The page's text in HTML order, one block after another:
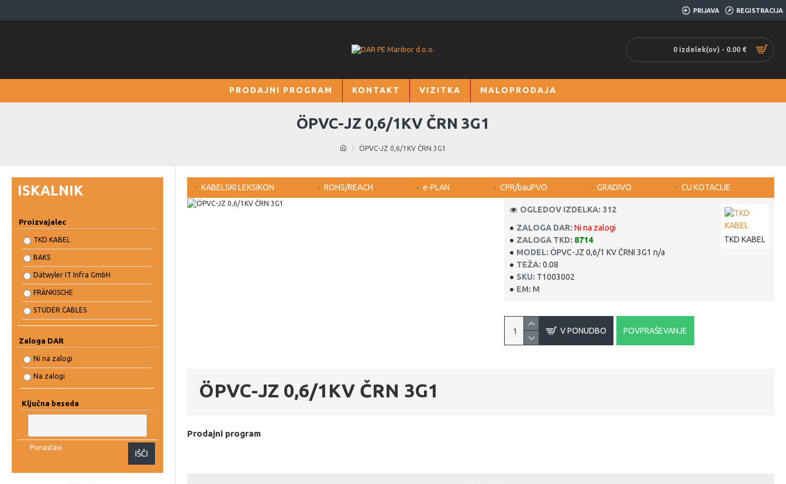
PRIJAVA REGISTRACIJA
0 izdelek(ov) - 0.00 €
PRODAJNI PROGRAM KONTAKT VIZITKA MALOPRODAJA
ÖPVC-JZ 0,6/1KV ČRN 3G1
ÖPVC-JZ 0,6/1KV ČRN 3G1
ISKALNIK
Proizvajalec
TKD KABEL
BAKS
Dätwyler IT Infra GmbH
FRÄNKISCHE
STUDER CABLES
ERSE KABEL
Zaloga DAR
Ni na zalogi
Na zalogi
Ključna beseda
Ponastavi
IŠČI
KABELSKI LEKSIKON ROHS/REACH e-PLAN CPR/bauPVO GRADIVO CU KOTACIJE
ZALOGA DAR: Ni na zalogi
ZALOGA TKD: 8714
MODEL: ÖPVC-JZ 0,6/1 KV ČRNI 3G1 n/a
TEŽA: 0.08
SKU: T1003002
EM: M
TKD KABEL
OGLEDOV IZDELKA: 312
V PONUDBO POVPRAŠEVANJE
ÖPVC-JZ 0,6/1KV ČRN 3G1
Prodajni program